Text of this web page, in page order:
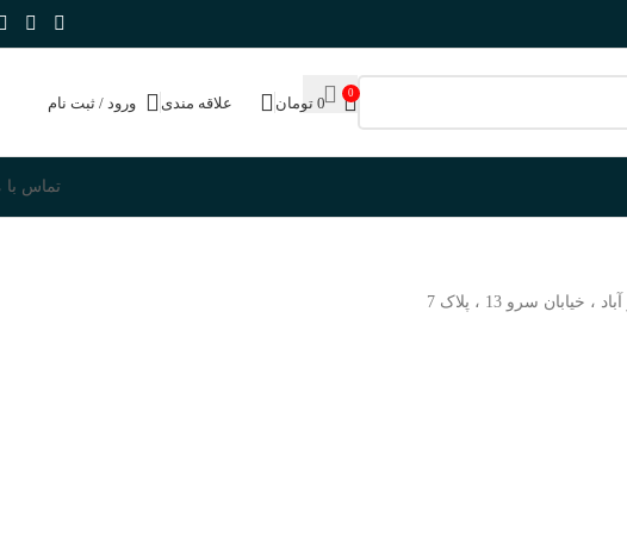
0
0 تومان علاقه مندی ورود / ثبت نام
تماس با